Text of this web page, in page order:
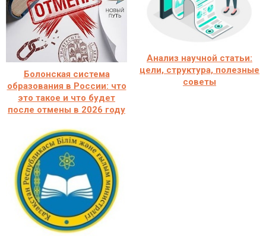
Болонская система
образования в России: что
это такое и что будет
после отмены в 2026 году
Анализ научной статьи:
цели, структура, полезные
советы